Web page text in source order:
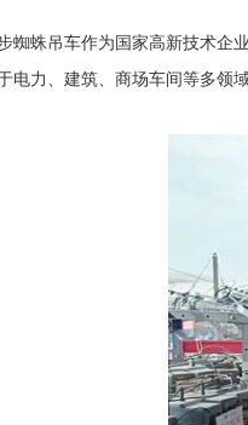
蜘蛛吊车作为国家高新技术企
电力、建筑、商场车间等多领